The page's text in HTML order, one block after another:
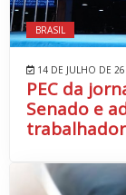
BRASIL
14 DE JULHO DE 26
PEC da
Senado e